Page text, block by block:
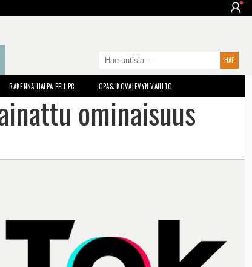
RAKENNA HALPA PELI-PC OPAS: KOVALEVYN VAIHTO
ominaisuus